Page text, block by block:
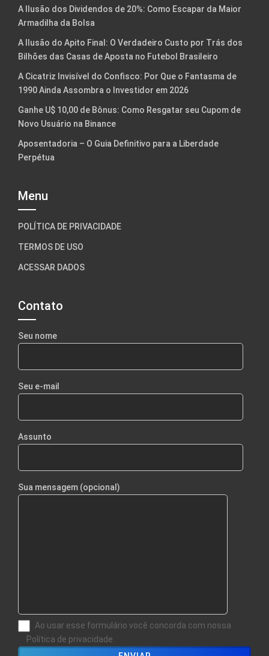
A Ilusão dos Dividendos de 20%: Como Escapar da Maior
Armadilha da Bolsa
A Ilusão do Apito Final: O Verdadeiro Custo por Trás dos
Bilhões das Casas de Aposta no Futebol Brasileiro
A Cicatriz Invisível do Confisco: Por Que o Fantasma de
1990 Ainda Assombra o Investidor em 2026
Ganhe U$ 10,00 de Bônus: Como Resgatar seu Cupom de
Novo Usuário na Binance
Aposentadoria – O Guia Definitivo para a Liberdade
Perpétua
Menu
POLÍTICA DE PRIVACIDADE
TERMOS DE USO
ACESSAR DADOS
Contato
Seu nome
Seu e-mail
Assunto
Sua mensagem (opcional)
Ao usar esse formulário você concorda com nossa
Política de privacidade.